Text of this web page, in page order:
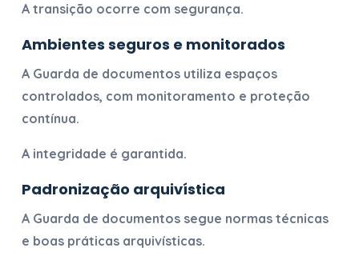
A transição ocorre com segurança.
Ambientes seguros e monitorados
A Guarda de documentosutiliza espaços
controlados, com monitoramento e proteção
contínua.
A integridade é garantida.
Padronização arquivística
A Guarda de documentossegue normas técnicas
e boas práticas arquivísticas.